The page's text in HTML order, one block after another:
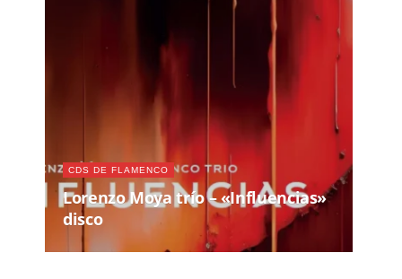
CDS DE FLAMENCO
Lorenzo Moya trío – «Influencias»
disco